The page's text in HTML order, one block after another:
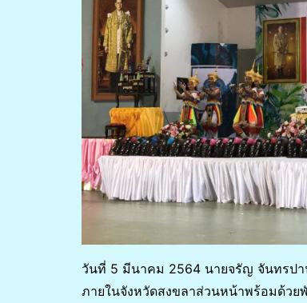
วันที่ 5 มีนาคม 2564 นายจรัญ จันทรปา
ภายในจังหวัดสงขลาส่วนหน้าพร้อมด้วย